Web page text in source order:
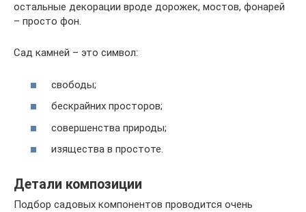
остальные декорации вроде дорожек, мостов, фонарей
– просто фон.
Сад камней – это символ:
свободы;
бескрайних просторов;
совершенства природы;
изящества в простоте.
Детали композиции
Подбор садовых компонентов проводится очень